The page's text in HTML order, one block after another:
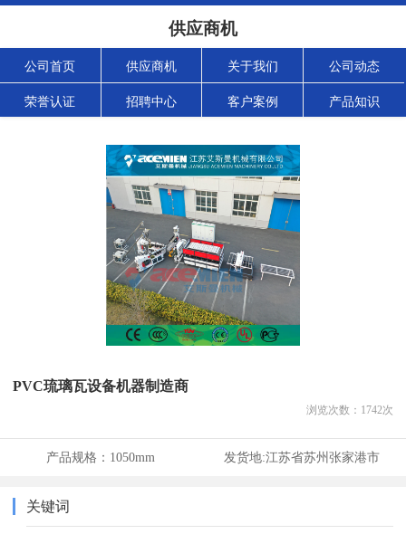
供应商机
公司首页 供应商机 关于我们 公司动态
荣誉认证 招聘中心 客户案例 产品知识
PVC琉璃瓦设备机器制造商
浏览次数： 1742次
产品规格： 1050mm 发货地:江苏省苏州张家港市
关键词